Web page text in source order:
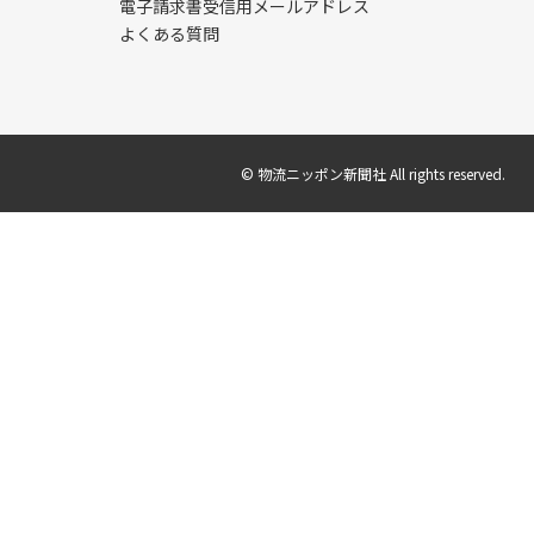
電子請求書受信用メールアドレス
よくある質問
© 物流ニッポン新聞社 All rights reserved.